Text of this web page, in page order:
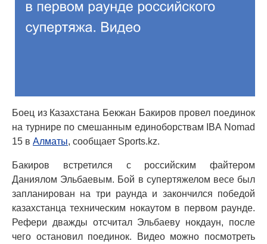
Боец из Казахстана Бекжан Бакиров провел поединок
на турнире по смешанным единоборствам IBA Nomad
15 в Алматы, сообщает Sports.kz.
Бакиров встретился с российским файтером
Даниялом Эльбаевым. Бой в супертяжелом весе был
запланирован на три раунда и закончился победой
казахстанца техническим нокаутом в первом раунде.
Рефери дважды отсчитал Эльбаеву нокдаун, после
чего остановил поединок. Видео можно посмотреть